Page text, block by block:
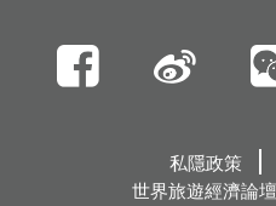
私隱政策
世界旅遊經濟論